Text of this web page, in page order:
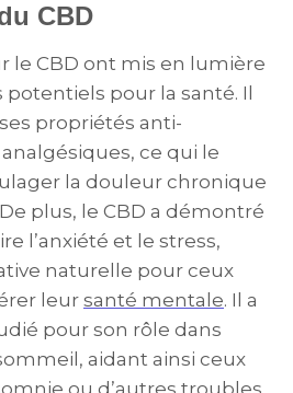
CBD
le CBD ont mis en lumière
pour la santé. Il
propriétés anti-
ce qui le
la douleur chronique
plus, le CBD a démontré
l’anxiété et le stress,
naturelle pour ceux
leur santé mentale. Il a
pour son rôle dans
aidant ainsi ceux